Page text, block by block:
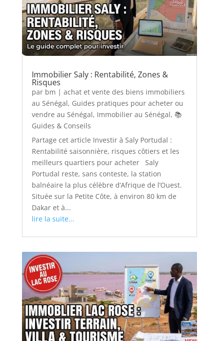
Immobilier Saly : Rentabilité, Zones &
Risques
par bm | achat et vente des biens immobiliers
au Sénégal, Guides pratiques pour acheter ou
vendre au Sénégal, Immobilier au Sénégal, 📚
Guides & Conseils
Partage cet article Investir à Saly Portudal :
Rentabilité saisonnière, risques côtiers et les
meilleurs quartiers pour acheter Saly
Portudal reste, sans conteste, la station
balnéaire la plus célèbre d’Afrique de l’Ouest.
Située sur la Petite Côte, à environ 80 km de
Dakar et à...
lire la suite...